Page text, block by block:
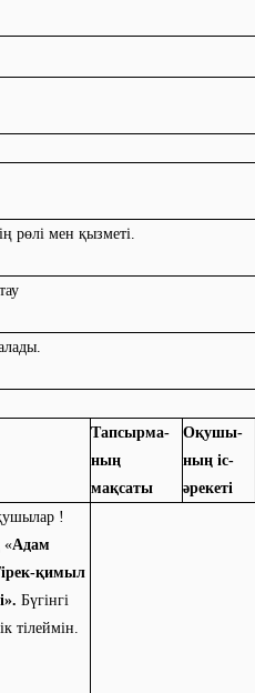
рөлі мен қызметі.
Тапсырма-
ның
мақсаты
Оқушы-
ның іс-
әрекеті
!
«Адам
қимыл
Бүгінгі
тілеймін.